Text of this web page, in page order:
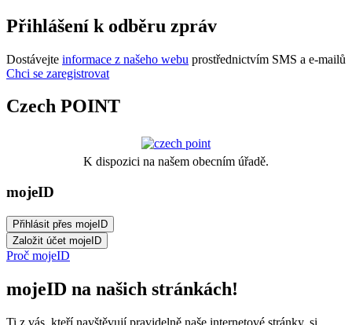
Přihlášení k odběru zpráv
Dostávejte informace z našeho webu prostřednictvím SMS a e-mailů
Chci se zaregistrovat
Czech POINT
K dispozici na našem obecním úřadě.
mojeID
Proč mojeID
mojeID na našich stránkách!
Ti z vás, kteří navštěvují pravidelně naše internetové stránky, si